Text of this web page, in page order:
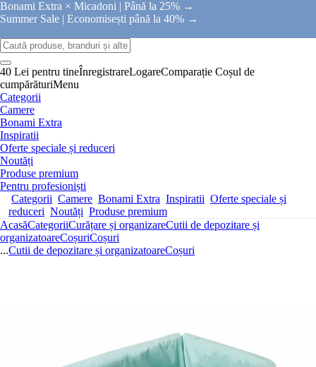
Bonami Extra × Micadoni | Până la 25% →
Summer Sale | Economisești până la 40% →
40 Lei pentru tineÎnregistrareLogareComparație Coșul de
cumpărăturiMenu
Categorii
Camere
Bonami Extra
Inspiratii
Oferte speciale și reduceri
Noutăți
Produse premium
Pentru profesioniști
Categorii Camere Bonami Extra Inspiratii Oferte speciale și
reduceri Noutăți Produse premium
AcasăCategoriiCurățare și organizareCutii de depozitare și
organizatoareCoșuriCoșuri
...Cutii de depozitare și organizatoareCoșuri